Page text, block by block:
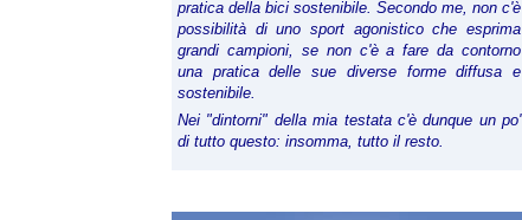
pratica della bici sostenibile. Secondo me, non c'è
possibilità di uno sport agonistico che esprima
grandi campioni, se non c'è a fare da contorno
una pratica delle sue diverse forme diffusa e
sostenibile.
Nei "dintorni" della mia testata c'è dunque un po'
di tutto questo: insomma, tutto il resto.